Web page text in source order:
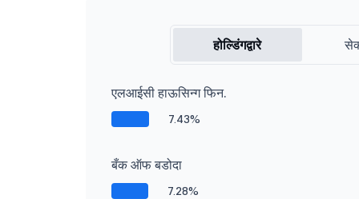
होल्डिंगद्वारे
एलआईसी हाऊसिन्ग फिन.
7.43%
बँक ऑफ बडोदा
7.28%